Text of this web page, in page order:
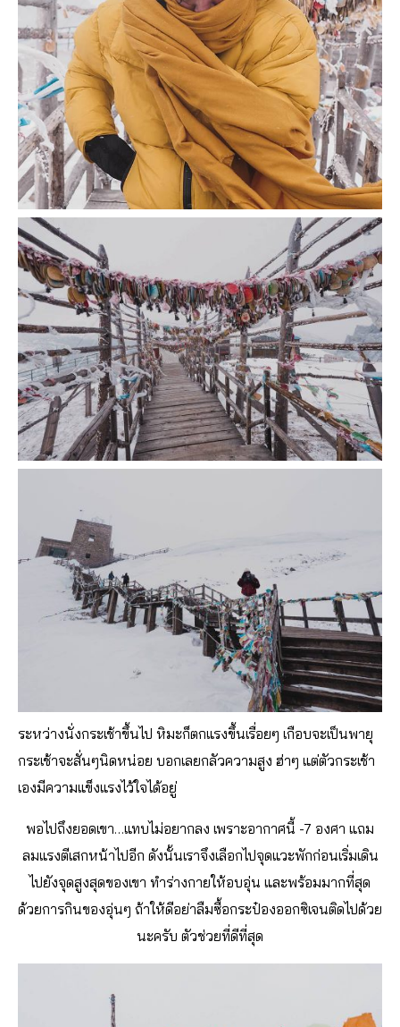
ระหว่างนั่งกระเช้าขึ้นไป หิมะก็ตกแรงขึ้นเรื่อยๆ เกือบจะเป็นพายุ
กระเช้าจะสั่นๆนิดหน่อย บอกเลยกลัวความสูง ฮ่าๆ แต่ตัวกระเช้า
เองมีความแข็งแรงไว้ใจได้อยู่
พอไปถึงยอดเขา…แทบไม่อยากลง เพราะอากาศนี้ -7 องศา แถม
ลมแรงตีเสกหน้าไปอีก ดังนั้นเราจึงเลือกไปจุดแวะพักก่อนเริ่มเดิน
ไปยังจุดสูงสุดของเขา ทำร่างกายให้อบอุ่น และพร้อมมากที่สุด
ด้วยการกินของอุ่นๆ ถ้าให้ดีอย่าลืมซื้อกระป๋องออกซิเจนติดไปด้วย
นะครับ ตัวช่วยที่ดีที่สุด